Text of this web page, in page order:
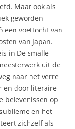
Maar ook als
geworden
een voettocht van
van Japan.
in De smalle
uit de
naar het verre
en door literaire
belevenissen op
en het
zichzelf als